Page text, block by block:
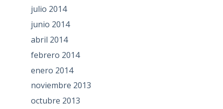
julio 2014
junio 2014
abril 2014
febrero 2014
enero 2014
noviembre 2013
octubre 2013